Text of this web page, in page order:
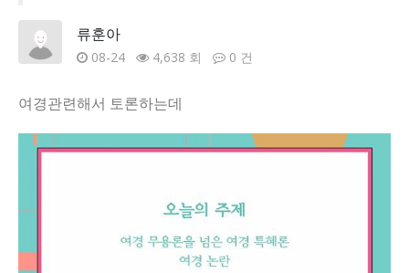
류훈아
08-24 4,638 회 0 건
여경관련해서 토론하는데